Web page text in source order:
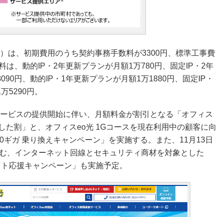
は、初期費用のうち契約事務手数料が3300円、標準工事費
は、動的IP・2年更新プランが月額1万780円、固定IP・2年
円、動的IP・1年更新プランが月額1万1880円、固定IP・
5290円。
ビスの提供開始に伴い、月額料金が割引となる「オフィス
た割」と、オフィスeo光 1Gコースを現在利用中の顧客に向
ギガ 乗り換えキャンペーン」を実施する。また、11月13日
、インターネット回線とセキュリティ商材を対象とした
応援キャンペーン」も実施予定。